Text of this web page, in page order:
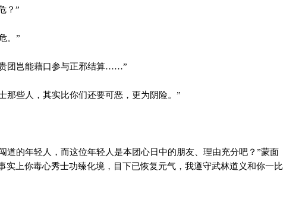
？”
。”
团岂能藉口参与正邪结算……”
些人，其实比你们还要可恶，更为阴险。”
的年轻人，而这位年轻人是本团心日中的朋友、理由充分吧？”蒙面
实上你毒心秀士功臻化境，目下已恢复元气，我遵守武林道义和你一比